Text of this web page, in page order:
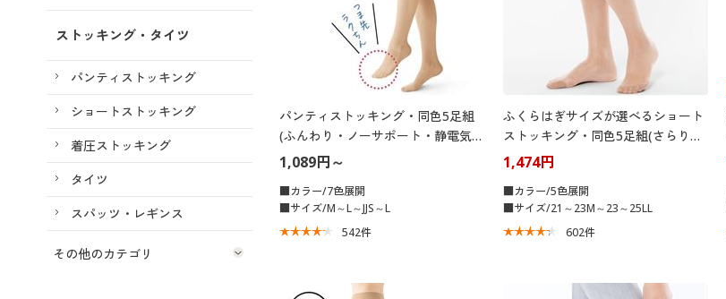
パンティストッキング・同色5足組
(ふんわり・ノーサポート・静電気防
止加工・抗菌防臭・つま先補強・日
本製)
1,089円～
■カラー/7色展開
■サイズ/M～L～JJS～L
542件
ふくらはぎサイズが選べるショート
ストッキング・同色5足組(さらり透
明感・しっかりサポート)
1,474円
■カラー/5色展開
■サイズ/21～23M～23～25LL
602件
ストッキング・タイツ
パンティストッキング
ショートストッキング
着圧ストッキング
タイツ
スパッツ・レギンス
その他のカテゴリ